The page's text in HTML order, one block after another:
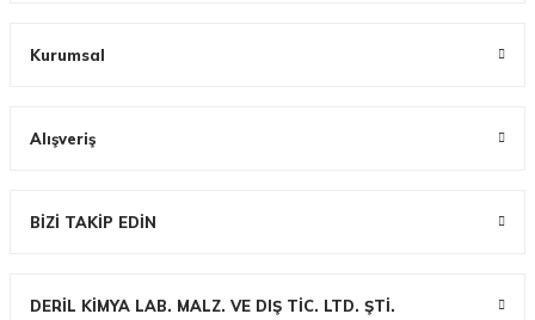
Kurumsal
Alışveriş
BİZİ TAKİP EDİN
DERİL KİMYA LAB. MALZ. VE DIŞ TİC. LTD. ŞTİ.